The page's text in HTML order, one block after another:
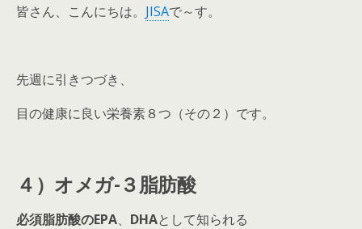
皆さん、こんにちは。 JISAで～す。
先週に引きつづき、
目の健康に良い栄養素８つ（その２）です。
４）オメガ-３脂肪酸
必須脂肪酸のEPA、 DHAとして知られる